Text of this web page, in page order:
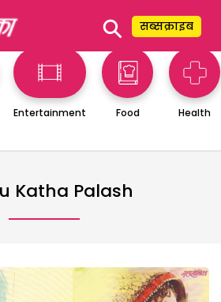
⚲ सब्सक्राइब
Entertainment Food Health
Katha Palash